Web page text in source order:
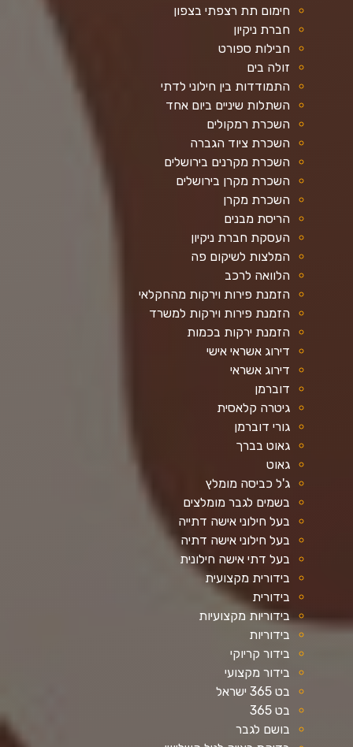
חימום תת רצפתי בצפון
חברת ניקיון
חבילות ספורט
זולה בים
התמודדות בין חילוני לדתי
השתלות שיניים ביום אחד
השכרת רמקולים
השכרת ציוד הגברה
השכרת מקרנים בירושלים
השכרת מקרן בירושלים
השכרת מקרן
הריסת מבנים
העסקת חברת ניקיון
המלצות לשיקום פה
הלוואה לרכב
הזמנת פירות וירקות מהחקלאי
הזמנת פירות וירקות למשרד
הזמנת ירקות בכמות
דירוג אשראי אישי
דירוג אשראי
דוברמן
גיטרה קלאסית
גורי דוברמן
גאוט בברך
גאוט
ג'ל כביסה מומלץ
בשמים לגבר מומלצים
בעל חילוני אישה דתייה
בעל חילוני אישה דתיה
בעל דתי אישה חילונית
בידורית מקצועית
בידורית
בידוריות מקצועיות
בידוריות
בידור קריוקי
בידור מקצועי
בט 365 ישראל
בט 365
בושם לגבר